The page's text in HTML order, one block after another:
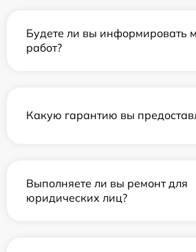
Будете ли вы информировать
работ?
Какую гарантию вы
Выполняете ли вы ремонт для
юридических лиц?